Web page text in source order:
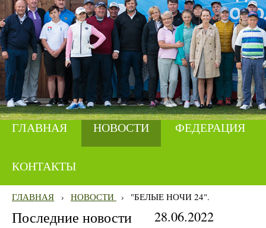
ГЛАВНАЯ НОВОСТИ ФЕДЕРАЦИЯ
КОНТАКТЫ
ГЛАВНАЯ › НОВОСТИ › "БЕЛЫЕ НОЧИ 24".
Последние новости 28.06.2022